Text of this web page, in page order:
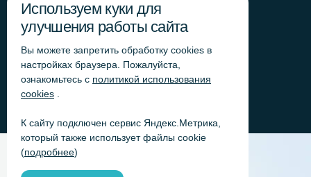
Согласие на обработку персональных данных
Политика обработки файлов cookie
Согласие на обработку персональных данных
«Яндекс.Метрика»
Согласие на обработку персональных данных для
получения рекламно-информационных рассылок
Используем куки для
улучшения работы сайта
Вы можете запретить обработку сookies в
настройках браузера. Пожалуйста,
ознакомьтесь с политикой использования
cookies
К сайту подключен сервис Яндекс.Метрика,
который также использует файлы cookie
(подробнее)